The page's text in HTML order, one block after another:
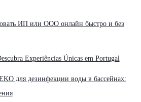
ИП или ООО онлайн быстро и без
Experiências Únicas em Portugal
для дезинфекции воды в бассейнах: